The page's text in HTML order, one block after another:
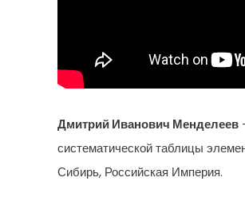
Дмитрий Иванович Менделеев
систематической таблицы
Сибирь, Российская Империя.